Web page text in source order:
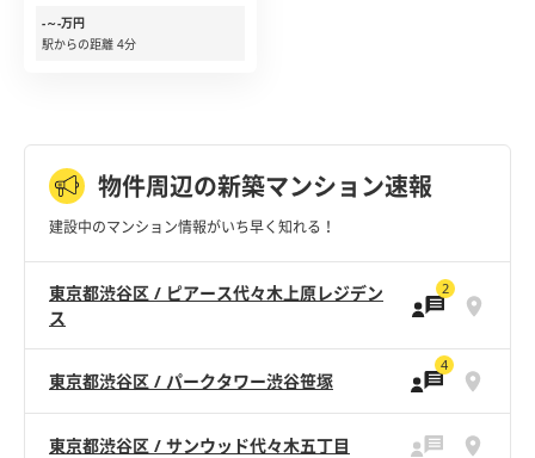
-～-万円
駅からの距離 4分
物件周辺の新築マンション速報
建設中のマンション情報がいち早く知れる！
東京都渋谷区 / ピアース代々木上原レジデン
ス
2
東京都渋谷区 / パークタワー渋谷笹塚
4
東京都渋谷区 / サンウッド代々木五丁目